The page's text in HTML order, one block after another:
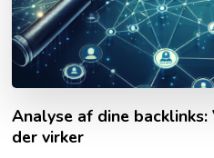
Analyse af dine
der virker